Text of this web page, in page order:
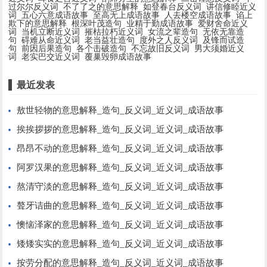
过尔尔反义词
不了了之的意思解释 如登春台反义词
讲信修睦近义
词
五心六意成语故事 至高无上成语故事 人去楼空成语故事 谄上
欺下的意思解释
根深叶茂造句 业精于勤成语故事 爱财舍命近义
词
当机立断近义词 摧枯拉朽近义词 女流之辈造句
无依无靠造
句
碍难从命近义词 老当益壮造句 度外之人反义词
及锋而试造
句
前因后果造句 各个击破造句 不忘故旧反义词
男大须婚近义
词
老实巴交近义词 覆巢毁卵成语故事
最近发表
敖世轻物的意思解释_造句_反义词_近义词_成语故事
挨挨拶拶的意思解释_造句_反义词_近义词_成语故事
昂昂不动的意思解释_造句_反义词_近义词_成语故事
阿罗汉果的意思解释_造句_反义词_近义词_成语故事
熬清守淡的意思解释_造句_反义词_近义词_成语故事
聱牙诘曲的意思解释_造句_反义词_近义词_成语故事
懊恼泽家的意思解释_造句_反义词_近义词_成语故事
矮矮实实的意思解释_造句_反义词_近义词_成语故事
按劳分配的意思解释_造句_反义词_近义词_成语故事